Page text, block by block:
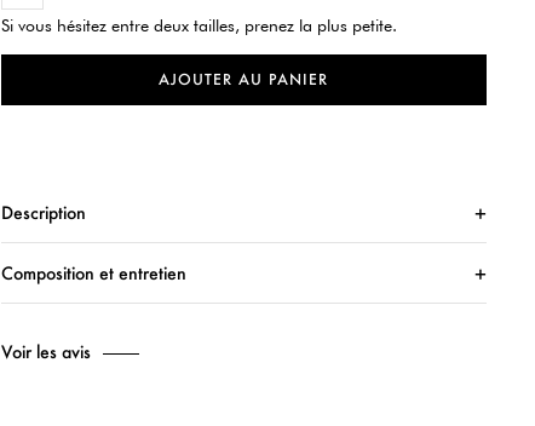
Si vous hésitez entre deux tailles, prenez la plus petite.
AJOUTER AU PANIER
Description
Composition et entretien
Voir les avis